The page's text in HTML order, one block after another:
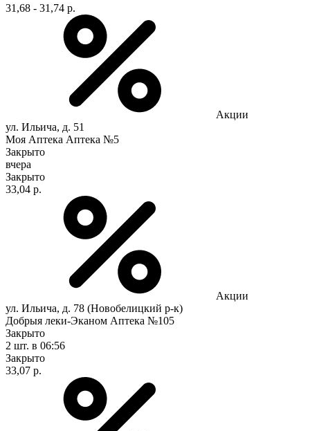
31,68 - 31,74 р.
Акции
ул. Ильича, д. 51
Моя Аптека Аптека №5
Закрыто
вчера
Закрыто
33,04 р.
Акции
ул. Ильича, д. 78 (Новобелицкий р-к)
Добрыя леки-Эканом Аптека №105
Закрыто
2 шт. в 06:56
Закрыто
33,07 р.